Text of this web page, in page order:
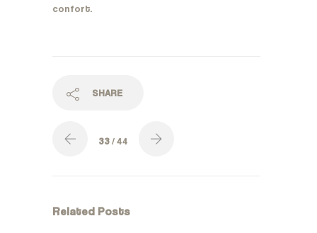
confort.
SHARE
33/ 44
Related Posts